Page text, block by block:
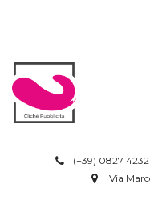
(+39) 0827
Via